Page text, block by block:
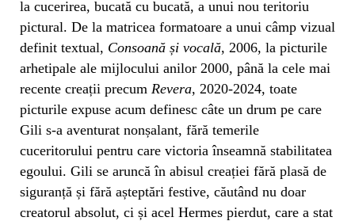
la cucerirea, bucată cu bucată, a unui nou teritoriu
pictural. De la matricea formatoare a unui câmp vizual
definit textual, Consoană și vocală, 2006, la picturile
arhetipale ale mijlocului anilor 2000, până la cele mai
recente creații precum Revera, 2020-2024, toate
picturile expuse acum definesc câte un drum pe care
Gili s-a aventurat nonșalant, fără temerile
cuceritorului pentru care victoria înseamnă stabilitatea
egoului. Gili se aruncă în abisul creației fără plasă de
siguranță și fără așteptări festive, căutând nu doar
creatorul absolut, ci și acel Hermes pierdut, care a stat